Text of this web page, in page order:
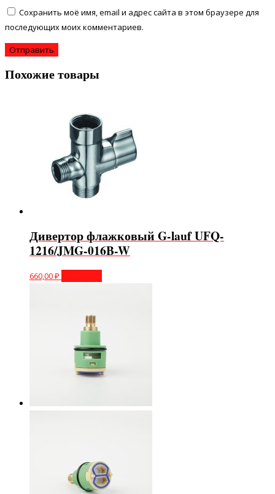
Сохранить моё имя, email и адрес сайта в этом браузере для
последующих моих комментариев.
Похожие товары
Дивертор флажковый G-lauf UFQ-
1216/JMG-016B-W
660,00₽